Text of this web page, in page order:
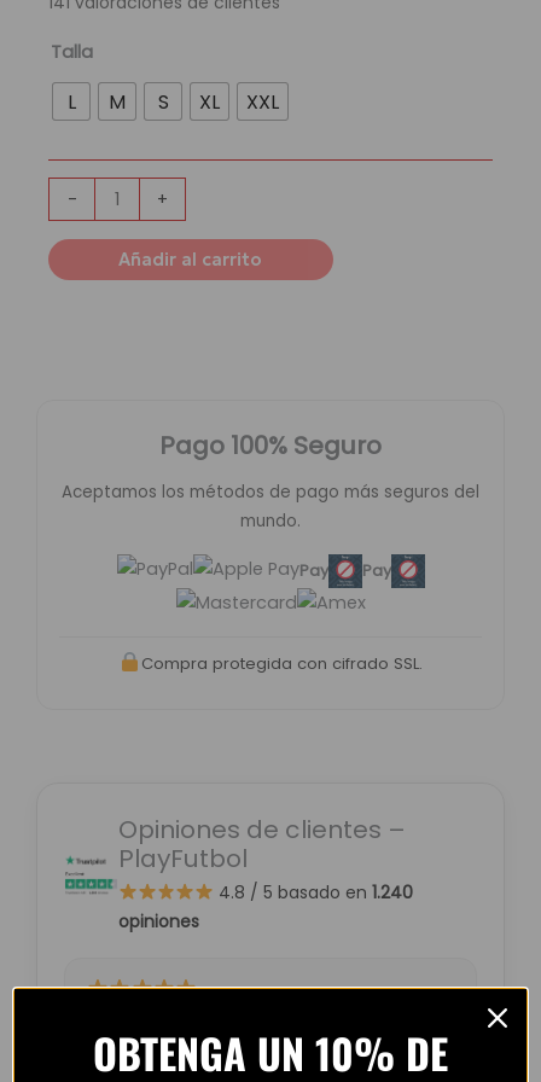
era:
es:
Talla
L M S XL XXL
-
Chándal
Manchester
City
Green
cantidad
+
Añadir al carrito
Pago 100% Seguro
Aceptamos los métodos de pago más seguros del
mundo.
Pay Pay
Compra protegida con cifrado SSL.
Opiniones de clientes –
PlayFutbol
4.8 / 5 basado en 1.240
opiniones
tardó unos días pero llegó perfecta.
OBTENGA UN 10% DE